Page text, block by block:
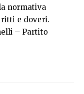
normativa
e doveri.
– Partito